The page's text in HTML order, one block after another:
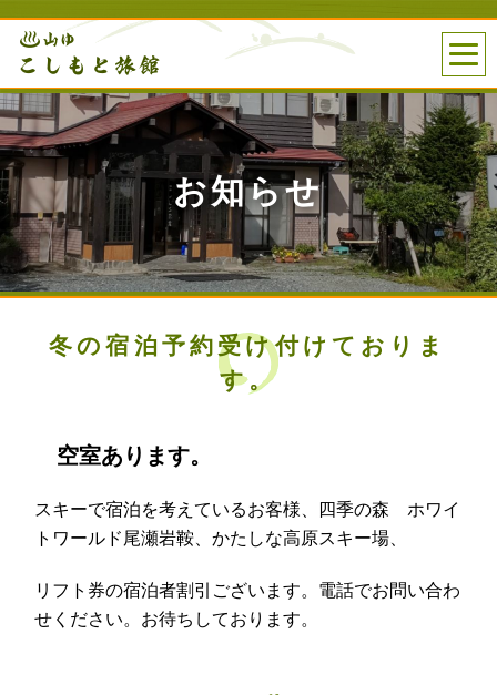
お知らせ
冬の宿泊予約受け付けておりま
す。
空室あります。
スキーで宿泊を考えているお客様、四季の森 ホワイ
トワールド尾瀬岩鞍、かたしな高原スキー場、
リフト券の宿泊者割引ございます。電話でお問い合わ
せください。お待ちしております。